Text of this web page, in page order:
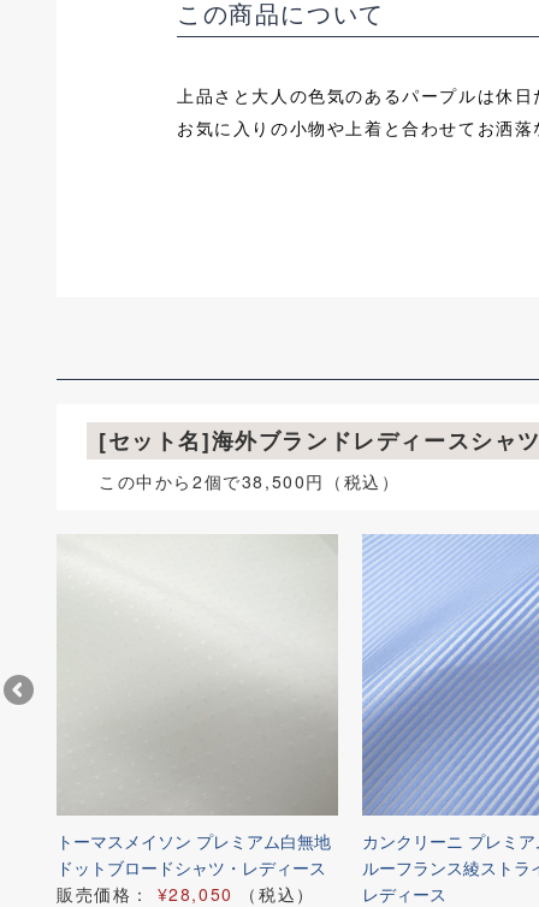
この商品について
上品さと大人の色気のあるパープルは休
お気に入りの小物や上着と合わせてお洒
[セット名]海外ブランドレディースシャ
この中から2個で38,500円（税込）
トーマスメイソン プレミアム白無地
ドットブロードシャツ・レディース
販売価格： ¥28,050 （税込）
カンクリーニ プレミ
ルーフランス綾ストラ
レディース